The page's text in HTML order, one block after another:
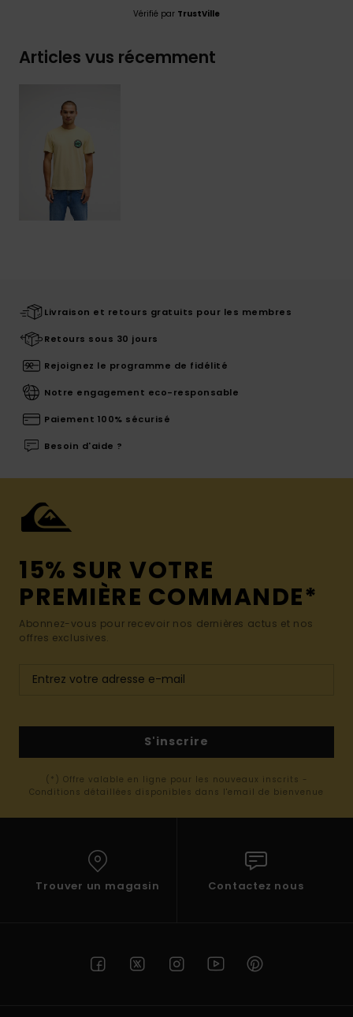
Vérifié par TrustVille
Articles vus récemment
Livraison et retours gratuits pour les membres
Retours sous 30 jours
Rejoignez le programme de fidélité
Notre engagement eco-responsable
Paiement 100% sécurisé
Besoin d'aide ?
15% SUR VOTRE
PREMIÈRE COMMANDE*
Abonnez-vous pour recevoir nos dernières actus et nos
offres exclusives.
S'inscrire
(*) Offre valable en ligne pour les nouveaux inscrits -
Conditions détaillées disponibles dans l'email de bienvenue
Trouver un magasin Contactez nous